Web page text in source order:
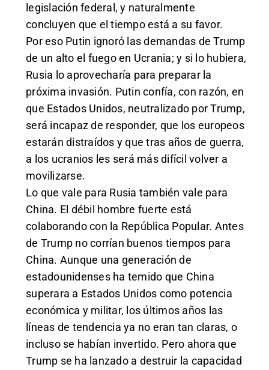
legislación federal, y naturalmente
concluyen que el tiempo está a su favor.
Por eso Putin ignoró las demandas de Trump
de un alto el fuego en Ucrania; y si lo hubiera,
Rusia lo aprovecharía para preparar la
próxima invasión. Putin confía, con razón, en
que Estados Unidos, neutralizado por Trump,
será incapaz de responder, que los europeos
estarán distraídos y que tras años de guerra,
a los ucranios les será más difícil volver a
movilizarse.
Lo que vale para Rusia también vale para
China. El débil hombre fuerte está
colaborando con la República Popular. Antes
de Trump no corrían buenos tiempos para
China. Aunque una generación de
estadounidenses ha temido que China
superara a Estados Unidos como potencia
económica y militar, los últimos años las
líneas de tendencia ya no eran tan claras, o
incluso se habían invertido. Pero ahora que
Trump se ha lanzado a destruir la capacidad